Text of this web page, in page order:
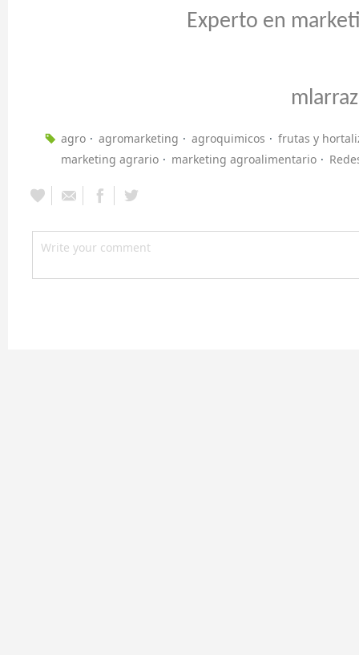
Experto en
agro agromarketing agroquimicos
frutas y
marketing agrario
marketing agroalimentario